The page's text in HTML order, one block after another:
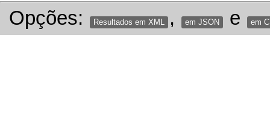
Opções: Resultados em XML , em JSON e em